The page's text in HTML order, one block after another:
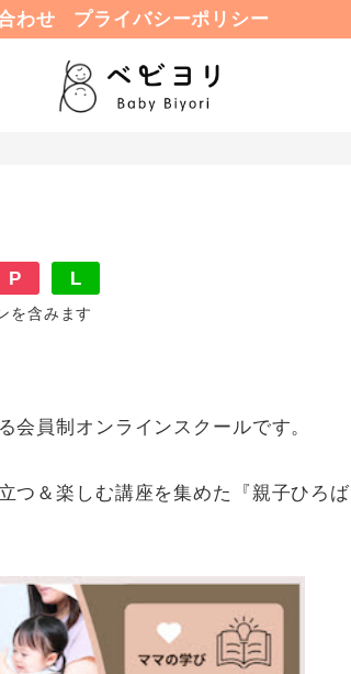
わせ プライバシーポリシー
P L
を含みます
会員制オンラインスクールです。
つ＆楽しむ講座を集めた『親子ひろば